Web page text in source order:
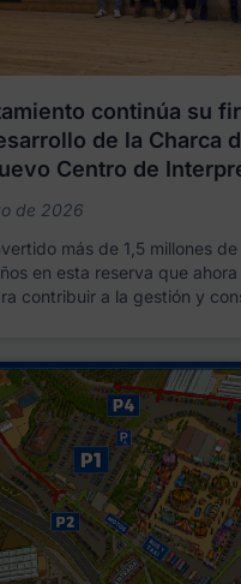
continúa su
de la Charca
Centro de
de 2026
más de 1,5 millones
en esta reserva que
contribuir a la gestión y